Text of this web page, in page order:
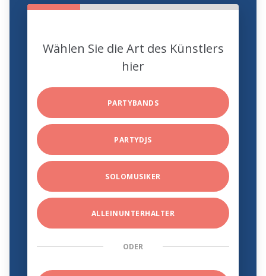
Wählen Sie die Art des Künstlers
hier
PARTYBANDS
PARTYDJS
SOLOMUSIKER
ALLEINUNTERHALTER
ODER